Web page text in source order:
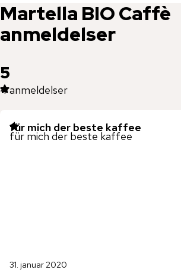
Martella BIO Caffè
anmeldelser
5
4anmeldelser
für mich der beste kaffee
für mich der beste kaffee
31. januar 2020